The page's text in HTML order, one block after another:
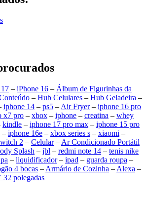
– iPhone 16 – Álbum de Figurinhas da
– Hub Celulares – Hub Geladeira –
iphone 14 – ps5 – Air Fryer– iphone 16 pro
x7 pro – xbox – iphone – creatina – whey
kindle – iphone 17 pro max – iphone 15 pro
– iphone 16e – xbox series s – xiaomi –
2 – Celular– Ar Condicionado Portátil
Splash – jbl – redmi note 14 – tenis nike
– liquidificador– ipad – guarda roupa –
4 bocas – Armário de Cozinha – Alexa –
32 polegadas